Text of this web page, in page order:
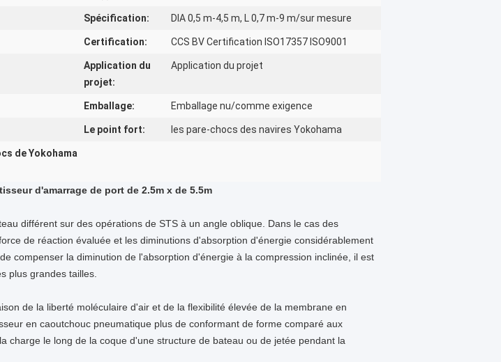
Spécification: DIA 0,5 m-4,5 m, L 0,7 m-9 m/sur mesure
Certification: CCS BV Certification ISO17357 ISO9001
Application du
projet:
Application du projet
Emballage: Emballage nu/comme exigence
Le point fort: les pare-chocs des navires Yokohama
de Yokohama
d'amarrage de port de 2.5m x de 5.5m
différent sur des opérations de STS à un angle oblique. Dans le cas des
de réaction évaluée et les diminutions d'absorption d'énergie considérablement
compenser la diminution de l'absorption d'énergie à la compression inclinée, il est
plus grandes tailles.
de la liberté moléculaire d'air et de la flexibilité élevée de la membrane en
en caoutchouc pneumatique plus de conformant de forme comparé aux
charge le long de la coque d'une structure de bateau ou de jetée pendant la